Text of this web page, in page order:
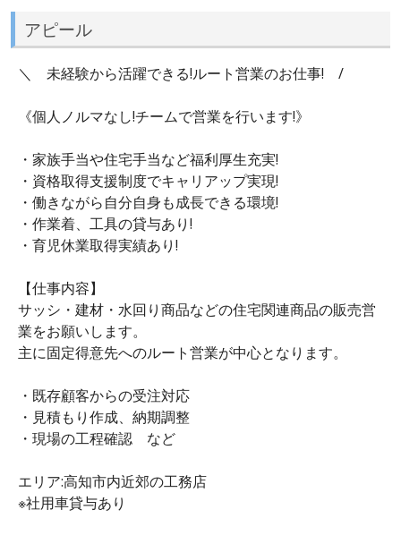
アピール
＼ 未経験から活躍できる!ルート営業のお仕事! /
《個人ノルマなし!チームで営業を行います!》
・家族手当や住宅手当など福利厚生充実!
・資格取得支援制度でキャリアップ実現!
・働きながら自分自身も成長できる環境!
・作業着、工具の貸与あり!
・育児休業取得実績あり!
【仕事内容】
サッシ・建材・水回り商品などの住宅関連商品の販売営
業をお願いします。
主に固定得意先へのルート営業が中心となります。
・既存顧客からの受注対応
・見積もり作成、納期調整
・現場の工程確認 など
エリア:高知市内近郊の工務店
※社用車貸与あり